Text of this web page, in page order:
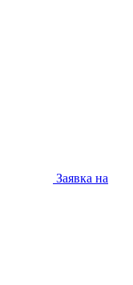
Заявка на